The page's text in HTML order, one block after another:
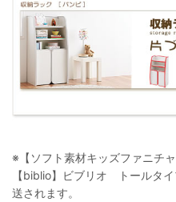
※【ソフト素材キッズファニチ
【biblio】ビブリオ トールタ
送されます。